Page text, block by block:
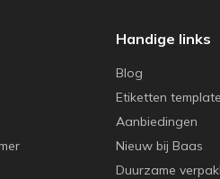
Handige links
Blog
Etiketten
Aanbiedingen
Nieuw bij Baas
Duurzame